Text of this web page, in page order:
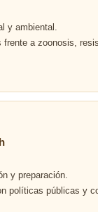
y ambiental.
a zoonosis,
y preparación.
políticas públicas y